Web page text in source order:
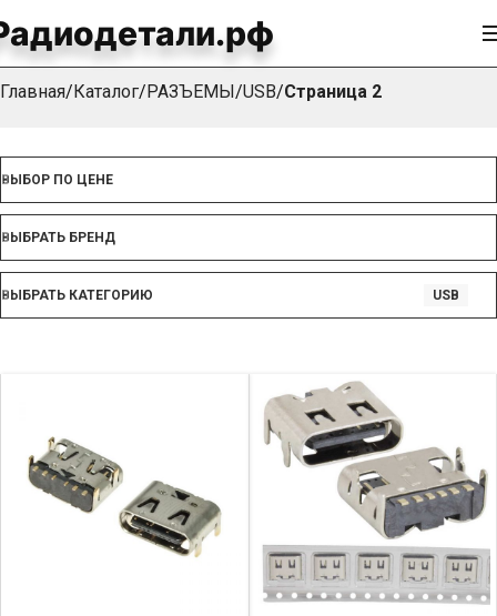
USB
Главная Каталог РАЗЪЕМЫ USB Страница 2
ВЫБОР ПО ЦЕНЕ
ВЫБРАТЬ БРЕНД
ВЫБРАТЬ КАТЕГОРИЮ USB